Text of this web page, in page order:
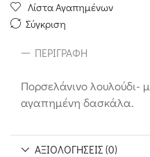
Λίστα Αγαπημένων
Σύγκριση
ΠΕΡΙΓΡΑΦΉ
Πορσελάνινο λουλούδι-
αγαπημένη δασκάλα.
ΑΞΙΟΛΟΓΉΣΕΙΣ (0)